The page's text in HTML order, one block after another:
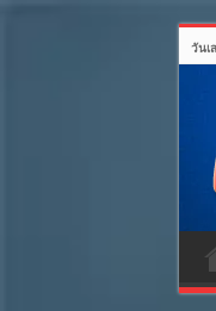
วันเ